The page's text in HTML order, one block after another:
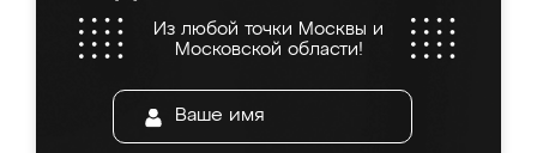
Из любой точки Москвы и
Московской области!